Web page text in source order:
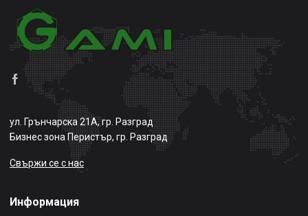
ул. Грънчарска 21А, гр. Разград
Бизнес зона Перистър, гр. Разград
Свържи се с нас
Информация